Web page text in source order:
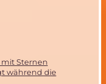
Sternen
während die